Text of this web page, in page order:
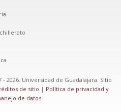
2026. Universidad de Guadalajara. Sitio
de sitio | Política de privacidad y
de datos